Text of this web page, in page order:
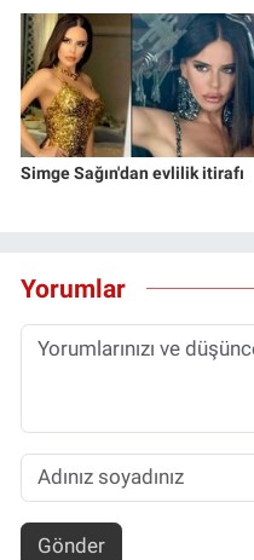
Simge Sağın'dan evlilik itirafı
Yorumlar
Gönder